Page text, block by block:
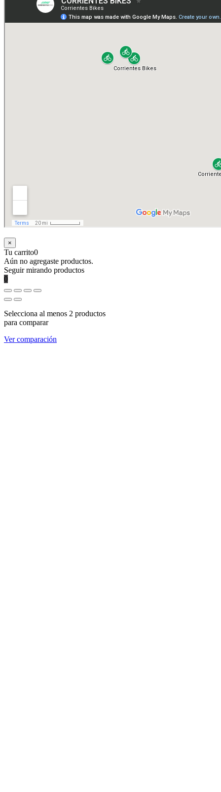
×
Tu carrito0
Aún no agregaste productos.
Seguir mirando productos
0
Selecciona al menos 2 productos
para comparar
Ver comparación